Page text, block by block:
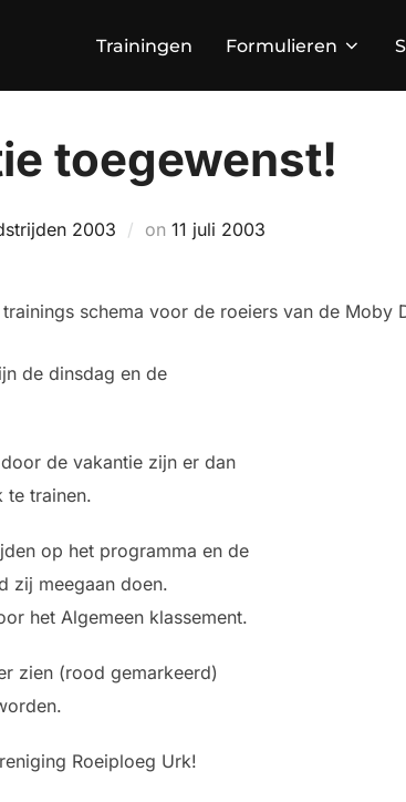
Trainingen Formulieren
toegewenst!
2003 on Geplaatst
11 juli 2003
schema voor de roeiers van de Moby
de dinsdag en de
de vakantie zijn er dan
te trainen.
op het programma en de
zij meegaan doen.
het Algemeen klassement.
zien (rood gemarkeerd)
Roeiploeg Urk!